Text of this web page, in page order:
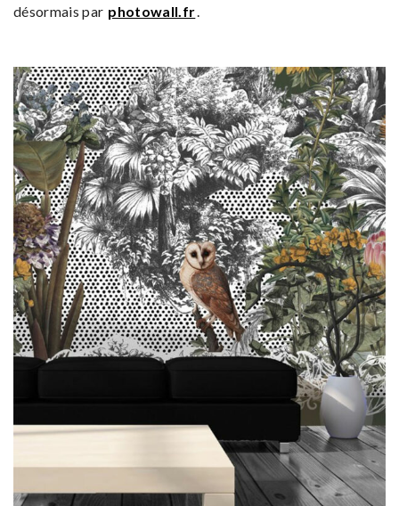
désormais par photowall.fr.